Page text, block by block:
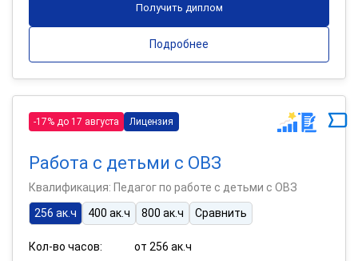
Получить диплом
Подробнее
-17% до 17 августа Лицензия
Работа с детьми с ОВЗ
Квалификация: Педагог по работе с детьми с ОВЗ
256 ак.ч
400 ак.ч 800 ак.ч Сравнить
Кол-во часов:
от 256 ак.ч